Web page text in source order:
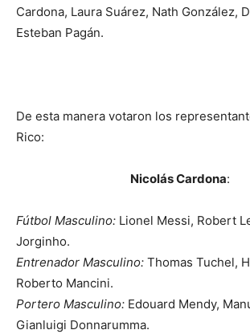
Cardona, Laura Suárez, Nath González,
Esteban Pagán.
De esta manera votaron los
Rico:
Nicolás Cardona:
Fútbol Masculino: Lionel Messi, Robert
Jorginho.
Entrenador Masculino: Thomas Tuchel,
Roberto Mancini.
Portero Masculino: Edouard Mendy,
Gianluigi Donnarumma.